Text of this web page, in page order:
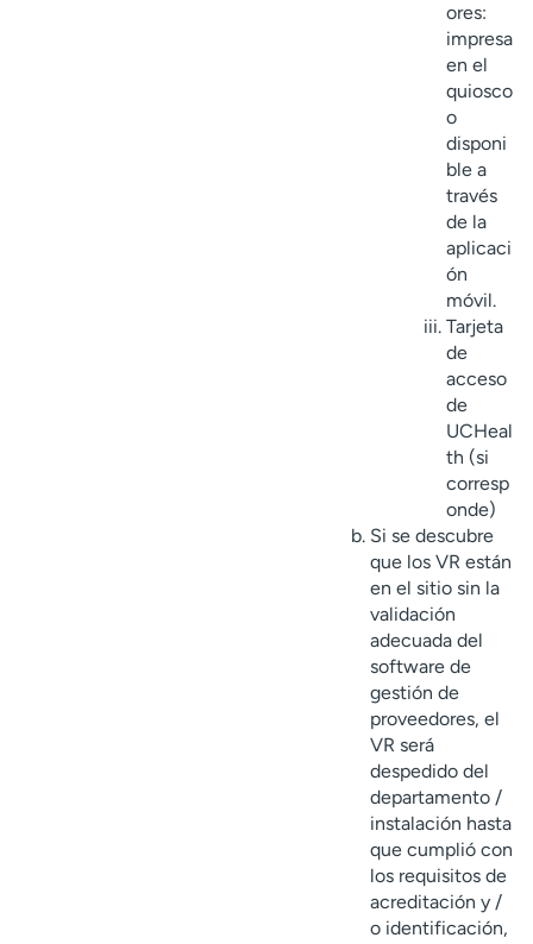
ores:
impresa
en el
quiosco
o
disponi
ble a
través
de la
aplicaci
ón
móvil.
Tarjeta
de
acceso
de
UCHeal
th (si
corresp
onde)
Si se descubre
que los VR están
en el sitio sin la
validación
adecuada del
software de
gestión de
proveedores, el
VR será
despedido del
departamento /
instalación hasta
que cumplió con
los requisitos de
acreditación y /
o identificación,